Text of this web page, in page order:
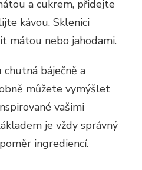
a cukrem, přidejte
kávou. Sklenici
mátou nebo jahodami.
báječně a
můžete vymýšlet
vašimi
je vždy správný
ingrediencí.